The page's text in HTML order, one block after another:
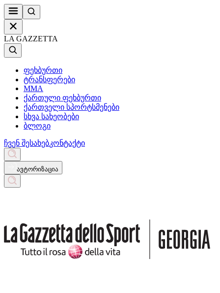
LA GAZZETTA
ფეხბურთი
ტრანსფერები
MMA
ქართული ფეხბურთი
ქართველი სპორტსმენები
სხვა სახეობები
ბლოგი
ჩვენ შესახებკონტაქტი
ავტორიზაცია